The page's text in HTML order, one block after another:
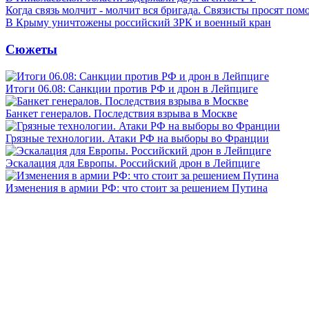
Когда связь молчит - молчит вся бригада. Связисты просят
В Крыму уничтожены российский ЗРК и военный кран
Сюжеты
Итоги 06.08: Санкции против РФ и дрон в Лейпциге
Банкет генералов. Последствия взрыва в Москве
Грязные технологии. Атаки РФ на выборы во Франции
Эскалация для Европы. Российский дрон в Лейпциге
Изменения в армии РФ: что стоит за решением Путина